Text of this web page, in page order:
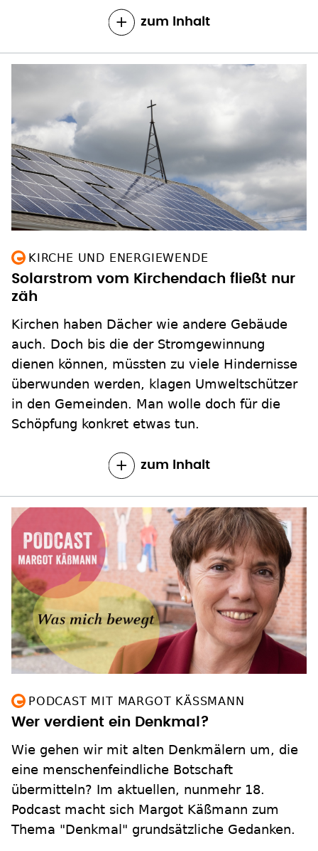
zum Inhalt
KIRCHE UND ENERGIEWENDE
Solarstrom vom Kirchendach fließt nur
zäh
Kirchen haben Dächer wie andere Gebäude
auch. Doch bis die der Stromgewinnung
dienen können, müssten zu viele Hindernisse
überwunden werden, klagen Umweltschützer
in den Gemeinden. Man wolle doch für die
Schöpfung konkret etwas tun.
zum Inhalt
PODCAST MIT MARGOT KÄSSMANN
Wer verdient ein Denkmal?
Wie gehen wir mit alten Denkmälern um, die
eine menschenfeindliche Botschaft
übermitteln? Im aktuellen, nunmehr 18.
Podcast macht sich Margot Käßmann zum
Thema "Denkmal" grundsätzliche Gedanken.